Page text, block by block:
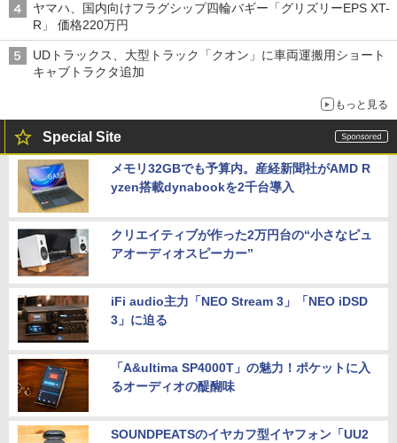
ヤマハ、国内向けフラグシップ四輪バギー「グリズリーEPS XT-
R」 価格220万円
UDトラックス、大型トラック「クオン」に車両運搬用ショート
キャブトラクタ追加
もっと見る
Special Site
メモリ32GBでも予算内。産経新聞社がAMD R
yzen搭載dynabookを2千台導入
クリエイティブが作った2万円台の“小さなピュ
アオーディオスピーカー”
iFi audio主力「NEO Stream 3」「NEO iDSD
3」に迫る
「A&ultima SP4000T」の魅力！ポケットに入
るオーディオの醍醐味
SOUNDPEATSのイヤカフ型イヤフォン「UU2